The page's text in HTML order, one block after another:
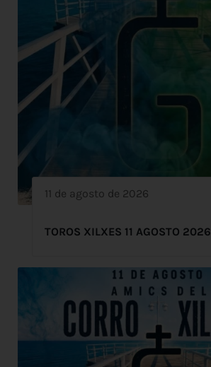
11 de agosto de 2026
TOROS XILXES 11 AGOSTO 2026